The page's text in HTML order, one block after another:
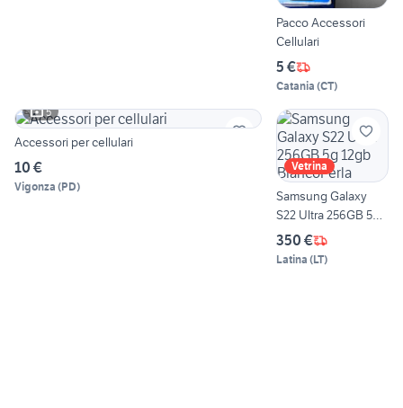
Pacco Accessori
Cellulari
5 €
Catania (CT)
5
Accessori per cellulari
10 €
Vigonza (PD)
Vetrina
Samsung Galaxy
S22 Ultra 256GB 5g
12gb BiancoPerla
350 €
Latina (LT)